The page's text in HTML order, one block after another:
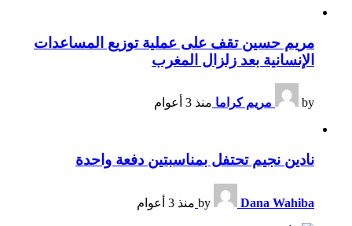
مريم حسين تقف على عملية توزيع المساعدات
الإنسانية بعد زلزال المغرب
by مريم كراما منذ 3 أعوام
نادين نجيم تحتفل بمناسبتين دفعة واحدة
by Dana Wahiba منذ 3 أعوام